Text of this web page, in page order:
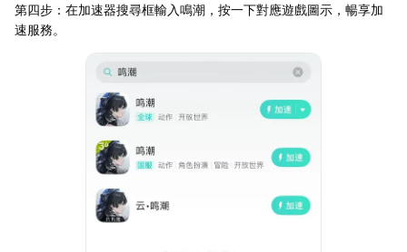
第四步：在加速器搜尋框輸入鳴潮，按一下對應遊戲圖示，暢享加
速服務。